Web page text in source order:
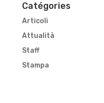
Catégories
Articoli
Attualità
Staff
Stampa